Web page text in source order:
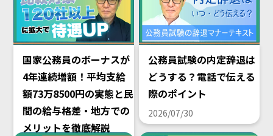
国家公務員のボーナスが
4年連続増額！平均支給
額73万8500円の実態と民
間の給与格差・地方での
メリットを徹底解説
公務員試験の内定辞退は
どうする？電話で伝える
際のポイント
2026/07/30